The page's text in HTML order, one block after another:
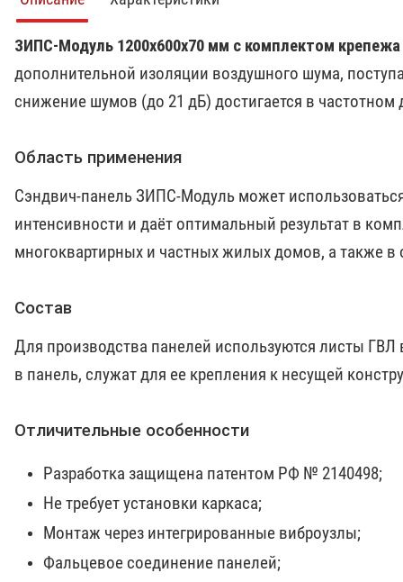
ЗИПС-Модуль 1200х600х70 мм с комплектом крепежа
дополнительной изоляции воздушного шума,
снижение шумов (до 21 дБ) достигается в
Область применения
Сэндвич-панель ЗИПС-Модуль может
интенсивности и даёт оптимальный результат в
многоквартирных и частных жилых домов, а также в
Состав
Для производства панелей используются листы
в панель, служат для ее крепления к несущей
Отличительные особенности
Разработка защищена патентом РФ № 2140498;
Не требует установки каркаса;
Монтаж через интегрированные виброузлы;
Фальцевое соединение панелей;